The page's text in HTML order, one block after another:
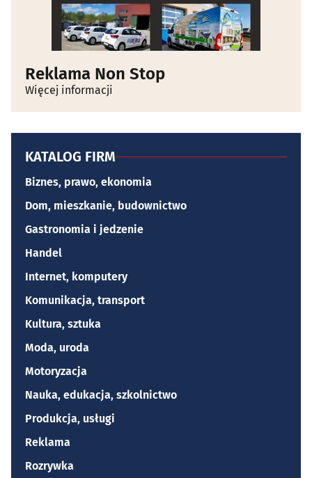
Reklama Non Stop
Więcej informacji
KATALOG FIRM
Biznes, prawo, ekonomia
Dom, mieszkanie, budownictwo
Gastronomia i jedzenie
Handel
Internet, komputery
Komunikacja, transport
Kultura, sztuka
Moda, uroda
Motoryzacja
Nauka, edukacja, szkolnictwo
Produkcja, usługi
Reklama
Rozrywka